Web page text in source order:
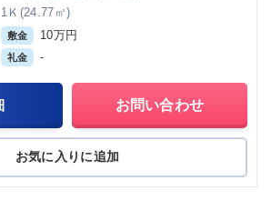
1Ｋ(24.77㎡)
敷金 10万円
礼金 -
お問い合わせ
お気に入りに追加